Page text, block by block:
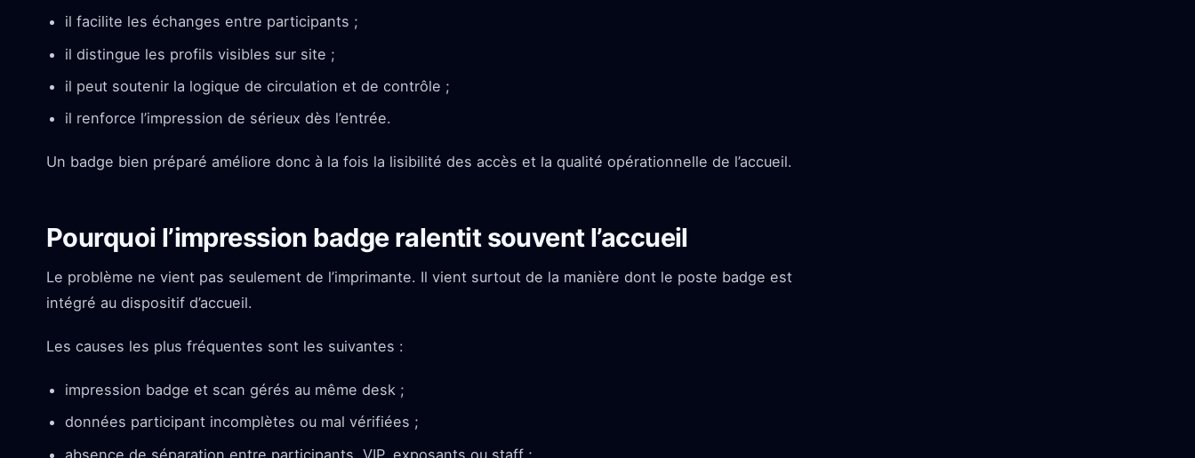
il facilite les échanges entre participants ;
il distingue les profils visibles sur site ;
il peut soutenir la logique de circulation et de contrôle ;
il renforce l’impression de sérieux dès l’entrée.
Un badge bien préparé améliore donc à la fois la lisibilité des accès et la qualité opérationnelle de l’accueil.
Pourquoi l’impression badge ralentit souvent l’accueil
Le problème ne vient pas seulement de l’imprimante. Il vient surtout de la manière dont le poste badge est
intégré au dispositif d’accueil.
Les causes les plus fréquentes sont les suivantes :
impression badge et scan gérés au même desk ;
données participant incomplètes ou mal vérifiées ;
absence de séparation entre participants, VIP, exposants ou staff ;